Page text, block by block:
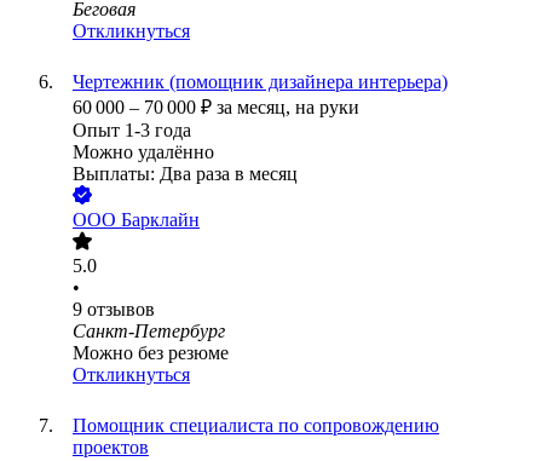
Беговая
Откликнуться
Чертежник (помощник дизайнера интерьера)
60 000 – 70 000 ₽ за месяц, на руки
Опыт 1-3 года
Можно удалённо
Выплаты: Два раза в месяц
ООО Барклайн
5.0
•
9 отзывов
Санкт-Петербург
Можно без резюме
Откликнуться
Помощник специалиста по сопровождению
проектов